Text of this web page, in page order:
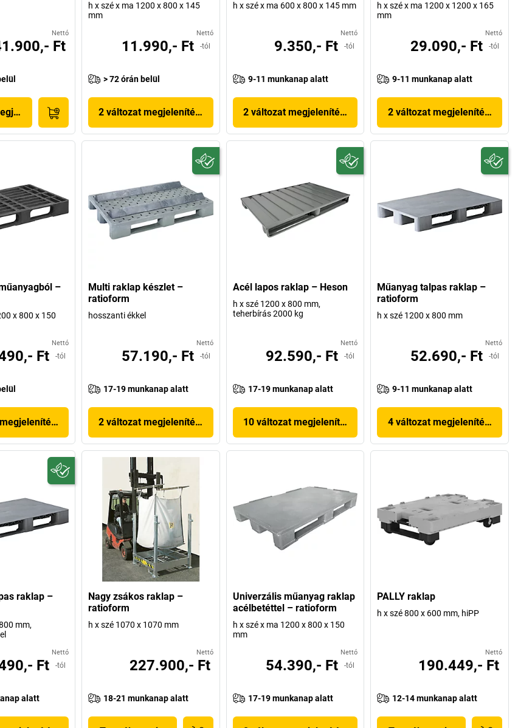
Nettó
Ft
h x szé x ma 1200 x 800 x 145
mm
Nettó
11.990,- Ft -tól
> 72 órán belül
2 változat megjelenítése
h x szé x ma 600 x 800 x 145 mm
Nettó
9.350,- Ft -tól
9-11 munkanap alatt
2 változat megjelenítése
h x szé x ma 1200 x 1200 x 165
mm
Nettó
29.090,- Ft -tól
9-11 munkanap alatt
2 változat megjelenítése
–
x 800 x 150
Nettó
Ft -tól
Multi raklap készlet –
ratioform
hosszanti ékkel
Nettó
57.190,- Ft -tól
17-19 munkanap alatt
2 változat megjelenítése
Acél lapos raklap – Heson
h x szé 1200 x 800 mm,
teherbírás 2000 kg
Nettó
92.590,- Ft -tól
17-19 munkanap alatt
10 változat megjelenítése
Műanyag talpas raklap –
ratioform
h x szé 1200 x 800 mm
Nettó
52.690,- Ft -tól
9-11 munkanap alatt
4 változat megjelenítése
raklap –
mm,
Nettó
Ft -tól
alatt
Nagy zsákos raklap –
ratioform
h x szé 1070 x 1070 mm
Nettó
227.900,- Ft
18-21 munkanap alatt
Univerzális műanyag raklap
acélbetéttel – ratioform
h x szé x ma 1200 x 800 x 150
mm
Nettó
54.390,- Ft -tól
17-19 munkanap alatt
PALLY raklap
h x szé 800 x 600 mm, hiPP
Nettó
190.449,- Ft
12-14 munkanap alatt